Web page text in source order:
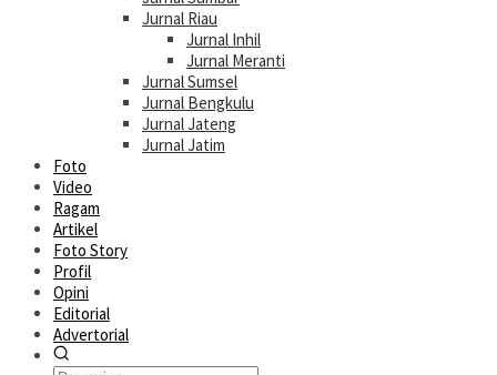
Jurnal Riau
Jurnal Inhil
Jurnal Meranti
Jurnal Sumsel
Jurnal Bengkulu
Jurnal Jateng
Jurnal Jatim
Foto
Video
Ragam
Artikel
Foto Story
Profil
Opini
Editorial
Advertorial